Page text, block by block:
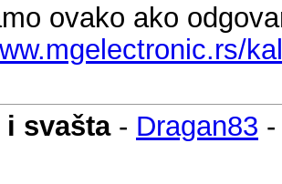
ovako ako
i svašta- Dragan83